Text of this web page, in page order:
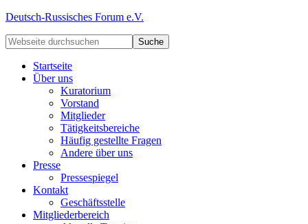
Deutsch-Russisches Forum e.V.
Startseite
Über uns
Kuratorium
Vorstand
Mitglieder
Tätigkeitsbereiche
Häufig gestellte Fragen
Andere über uns
Presse
Pressespiegel
Kontakt
Geschäftsstelle
Mitgliederbereich